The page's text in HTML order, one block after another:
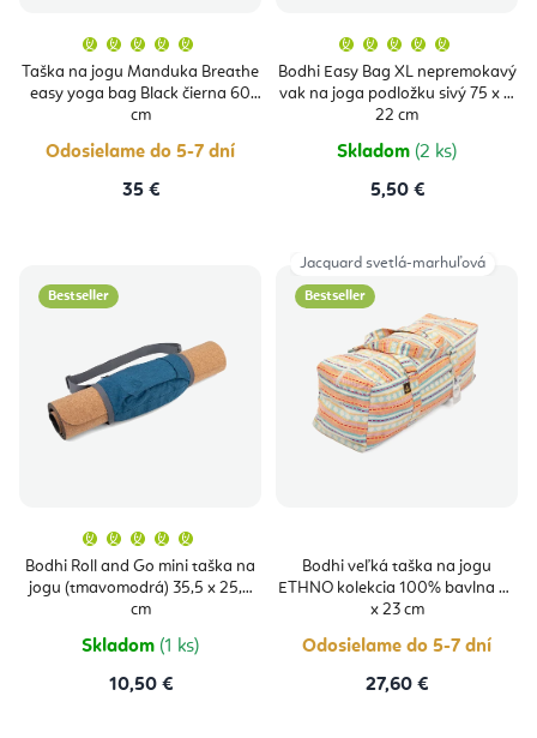
Taška na jogu Manduka Breathe
easy yoga bag Black čierna 60
cm
produktu
je
5,0
hviezdičiek.
Odosielame do 5-7 dní
35 €
Bodhi Easy Bag XL nepremokavý
vak na joga podložku sivý 75 x Ø
22 cm
produktu
je
5,0
Skladom (2 ks)
5,50 €
Bestseller
Bodhi Roll and Go mini taška na
jogu (tmavomodrá) 35,5 x 25,5
cm
produktu
je
5,0
Skladom (1 ks)
10,50 €
Bestseller
Bodhi veľká taška na jogu
ETHNO kolekcia 100% bavlna 63
x 23 cm
Odosielame do 5-7 dní
27,60 €
Jacquard svetlá-marhuľová